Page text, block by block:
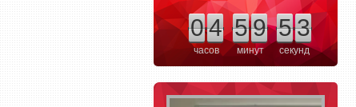
04
часов
59
минут
52
секунд